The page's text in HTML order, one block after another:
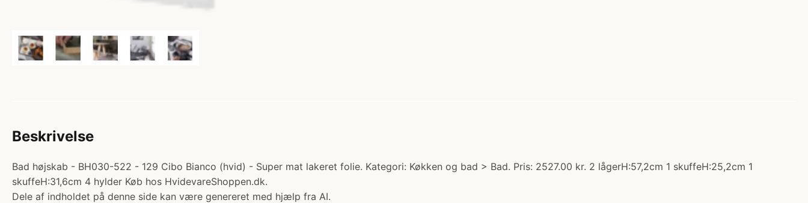
Beskrivelse
Bad højskab - BH030-522 - 129 Cibo Bianco (hvid) - Super mat lakeret folie. Kategori: Køkken og bad > Bad. Pris: 2527.00 kr. 2 lågerH:57,2cm 1 skuffeH:25,2cm 1
skuffeH:31,6cm 4 hylder Køb hos HvidevareShoppen.dk.
Dele af indholdet på denne side kan være genereret med hjælp fra AI.